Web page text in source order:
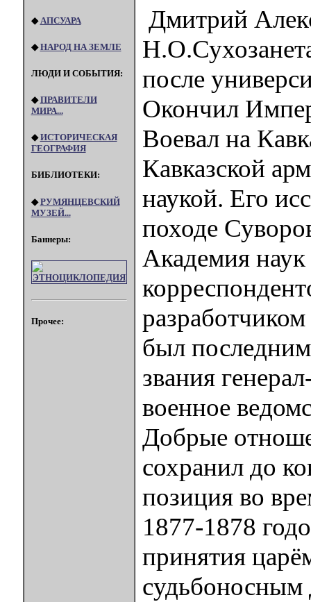
◆ АПСУАРА
◆НАРОД НА ЗЕМЛЕ
ЛЮДИ И СОБЫТИЯ:
◆ПРАВИТЕЛИ
МИРА...
◆ИСТОРИЧЕСКАЯ
ГЕОГРАФИЯ
БИБЛИОТЕКИ:
◆РУМЯНЦЕВСКИЙ
МУЗЕЙ...
Баннеры:
Прочее:
Дмитрий
после
Окончил
Воевал на
Кавказской
наукой. Его
походе
Академия наук
был
звания
военное
Добрые
сохранил до
позиция во
1877-1878
принятия
судьбоносным